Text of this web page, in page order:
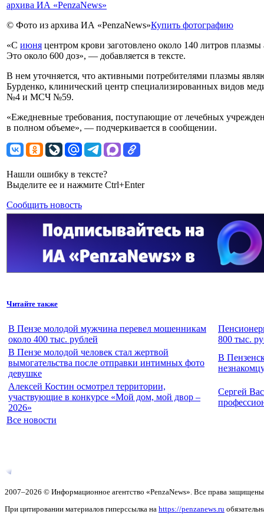
© Фото из архива ИА «PenzaNews»Купить фотографию
«С июня центром крови заготовлено около 140 литров
Это около 600 доз», — добавляется в тексте.
В нем уточняется, что активными потребителями плазмы
Бурденко, клинический центр специализированных видов
№4 и МСЧ №59.
«Ежедневные требования, поступающие от лечебных
в полном объеме», — подчеркивается в сообщении.
Нашли ошибку в тексте?
Выделите ее и нажмите Ctrl+Enter
Сообщить новость
Читайте также
В Пензе молодой мужчина перевел мошенникам
около 400 тыс. рублей
800 тыс.
В Пензе молодой человек стал жертвой
вымогательства после отправки интимных фото
девушке
В
Алексей Костин осмотрел территории,
участвующие в конкурсе «Мой дом, мой двор –
2026»
Сергей
Все новости
2007–2026 © Информационное агентство «PenzaNews». Все права
При цитировании материалов гиперссылка на https://penzanews.ru